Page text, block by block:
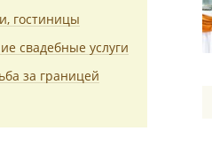
гостиницы
свадебные услуги
за границей